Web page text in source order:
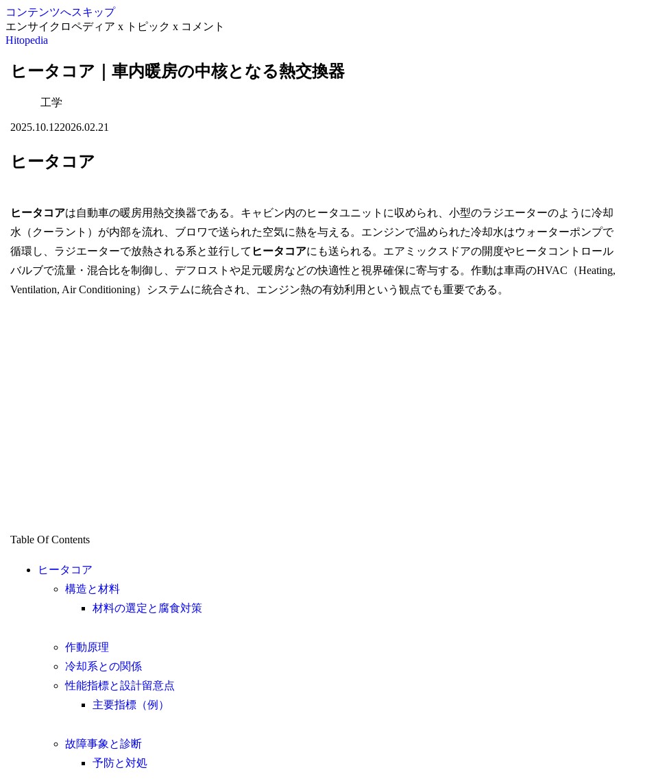
コンテンツへスキップ
エンサイクロペディア x トピック x コメント
Hitopedia
ヒータコア｜車内暖房の中核となる熱交換器
工学
2025.10.122026.02.21
ヒータコア
ヒータコアは自動車の暖房用熱交換器である。キャビン内のヒータユニットに収められ、小型のラジエーターのように冷却
水（クーラント）が内部を流れ、ブロワで送られた空気に熱を与える。エンジンで温められた冷却水はウォーターポンプで
循環し、ラジエーターで放熱される系と並行して ヒータコアにも送られる。エアミックスドアの開度やヒータコントロール
バルブで流量・混合比を制御し、デフロストや足元暖房などの快適性と視界確保に寄与する。作動は車両のHVAC（Heating,
Ventilation, Air Conditioning）システムに統合され、エンジン熱の有効利用という観点でも重要である。
Table Of Contents
ヒータコア
構造と材料
材料の選定と腐食対策
作動原理
冷却系との関係
性能指標と設計留意点
主要指標（例）
故障事象と診断
予防と対処